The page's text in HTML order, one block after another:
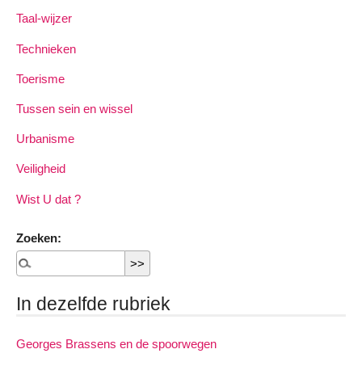
Taal-wijzer
Technieken
Toerisme
Tussen sein en wissel
Urbanisme
Veiligheid
Wist U dat ?
Zoeken:
In dezelfde rubriek
Georges Brassens en de spoorwegen